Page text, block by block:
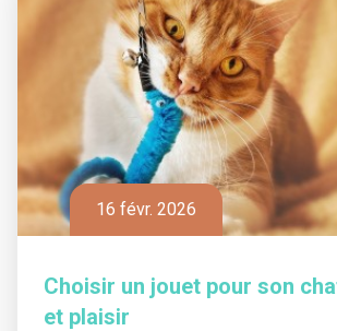
16 févr. 2026
Choisir un jouet pour son
et plaisir